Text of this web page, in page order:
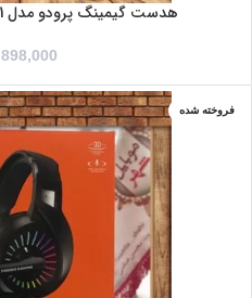
هدست گیمینگ پرودو مدل porodo pdx411 با گارانتی
898,000
فروخته شده